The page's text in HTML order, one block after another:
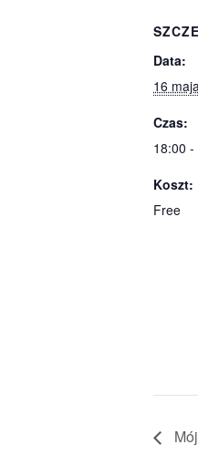
Data:
16
Czas:
18:00 -
Koszt:
Free